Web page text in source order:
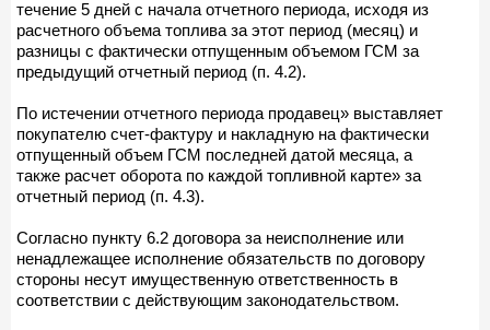
течение 5 дней с начала отчетного периода, исходя из
расчетного объема топлива за этот период (месяц) и
разницы с фактически отпущенным объемом ГСМ за
предыдущий отчетный период (п. 4.2).
По истечении отчетного периода продавец» выставляет
покупателю счет-фактуру и накладную на фактически
отпущенный объем ГСМ последней датой месяца, а
также расчет оборота по каждой топливной карте» за
отчетный период (п. 4.3).
Согласно пункту 6.2 договора за неисполнение или
ненадлежащее исполнение обязательств по договору
стороны несут имущественную ответственность в
соответствии с действующим законодательством.